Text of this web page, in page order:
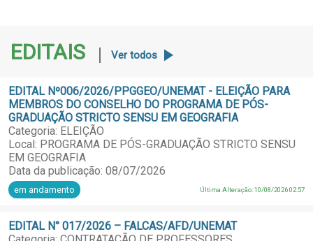
EDITAIS Ver todos
EDITAL Nº006/2026/PPGGEO/UNEMAT - ELEIÇÃO PARA
MEMBROS DO CONSELHO DO PROGRAMA DE PÓS-
GRADUAÇÃO STRICTO SENSU EM GEOGRAFIA
Categoria: ELEIÇÃO
Local: PROGRAMA DE PÓS-GRADUAÇÃO STRICTO SENSU
EM GEOGRAFIA
Data da publicação: 08/07/2026
em andamento Última Alteração: 10/08/2026 02:57
EDITAL N° 017/2026 – FALCAS/AFD/UNEMAT